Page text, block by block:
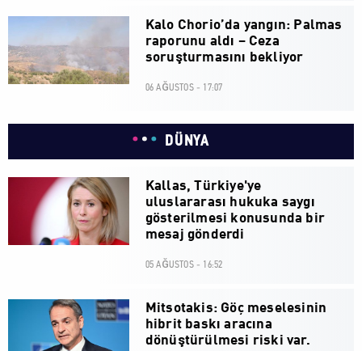
Kalo Chorio’da yangın: Palmas
raporunu aldı – Ceza
soruşturmasını bekliyor
06 AĞUSTOS - 17:07
DÜNYA
Kallas, Türkiye'ye
uluslararası hukuka saygı
gösterilmesi konusunda bir
mesaj gönderdi
05 AĞUSTOS - 16:52
Mitsotakis: Göç meselesinin
hibrit baskı aracına
dönüştürülmesi riski var.